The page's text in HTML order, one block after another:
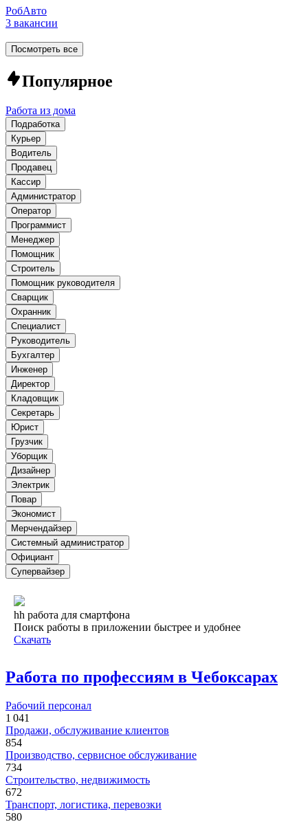
РобАвто
3 вакансии
Посмотреть все
Популярное
Работа из дома
Подработка
Курьер
Водитель
Продавец
Кассир
Администратор
Оператор
Программист
Менеджер
Помощник
Строитель
Помощник руководителя
Сварщик
Охранник
Специалист
Руководитель
Бухгалтер
Инженер
Директор
Кладовщик
Секретарь
Юрист
Грузчик
Уборщик
Дизайнер
Электрик
Повар
Экономист
Мерчендайзер
Системный администратор
Официант
Супервайзер
hh работа для смартфона
Поиск работы в приложении быстрее и удобнее
Скачать
Работа по профессиям в Чебоксарах
Рабочий персонал
1 041
Продажи, обслуживание клиентов
854
Производство, сервисное обслуживание
734
Строительство, недвижимость
672
Транспорт, логистика, перевозки
580